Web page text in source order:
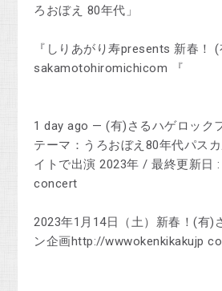
ろおぼえ 80年代」
『しりあがり寿presents 新春！
sakamotohiromichicom 『
1 day ago — (有)さるハゲロック
テーマ：うろおぼえ80年代パス
イトで出演 2023年 / 最終更新日
concert
2023年1月14日（土）新春！(有)
ン企画http://wwwokenkikakujp